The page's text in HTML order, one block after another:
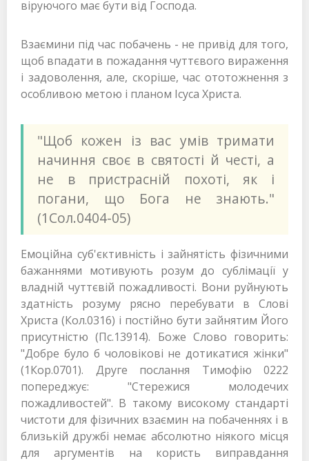
віруючого має бути від Господа.
Взаємини під час побачень - не привід для того,
щоб впадати в пожадання чуттєвого вираження
і задоволення, але, скоріше, час ототожнення з
особливою метою і планом Ісуса Христа.
"Щоб кожен із вас умів тримати
начиння своє в святості й честі, а
не в пристрасній похоті, як і
погани, що Бога не знають."
(1Сол.0404-05)
Емоційна суб'єктивність і зайнятість фізичними
бажаннями мотивують розум до сублімації у
владній чуттєвій пожадливості. Вони руйнують
здатність розуму рясно перебувати в Слові
Христа (Кол.0316) і постійно бути зайнятим Його
присутністю (Пс.13914). Боже Слово говорить:
"Добре було б чоловікові не дотикатися жінки"
(1Кор.0701). Друге послання Тимофію 0222
попереджує: "Стережися молодечих
пожадливостей". В такому високому стандарті
чистоти для фізичних взаємин на побаченнях і в
близькій дружбі немає абсолютно ніякого місця
для аргументів на користь виправдання